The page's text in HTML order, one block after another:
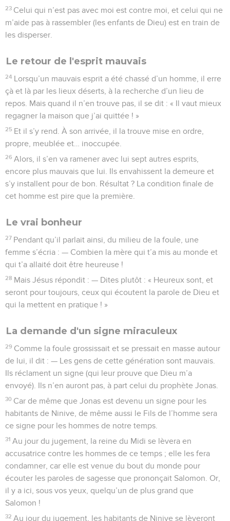
23 Celui qui n’est pas avec moi est contre moi, et celui qui ne
m’aide pas à rassembler (les enfants de Dieu) est en train de
les disperser.
Le retour de l'esprit mauvais
24 Lorsqu’un mauvais esprit a été chassé d’un homme, il erre
çà et là par les lieux déserts, à la recherche d’un lieu de
repos. Mais quand il n’en trouve pas, il se dit : « Il vaut mieux
regagner la maison que j’ai quittée ! »
25 Et il s’y rend. À son arrivée, il la trouve mise en ordre,
propre, meublée et… inoccupée.
26 Alors, il s’en va ramener avec lui sept autres esprits,
encore plus mauvais que lui. Ils envahissent la demeure et
s’y installent pour de bon. Résultat ? La condition finale de
cet homme est pire que la première.
Le vrai bonheur
27 Pendant qu’il parlait ainsi, du milieu de la foule, une
femme s’écria : — Combien la mère qui t’a mis au monde et
qui t’a allaité doit être heureuse !
28 Mais Jésus répondit : — Dites plutôt : « Heureux sont, et
seront pour toujours, ceux qui écoutent la parole de Dieu et
qui la mettent en pratique ! »
La demande d'un signe miraculeux
29 Comme la foule grossissait et se pressait en masse autour
de lui, il dit : — Les gens de cette génération sont mauvais.
Ils réclament un signe (qui leur prouve que Dieu m’a
envoyé). Ils n’en auront pas, à part celui du prophète Jonas.
30 Car de même que Jonas est devenu un signe pour les
habitants de Ninive, de même aussi le Fils de l’homme sera
ce signe pour les hommes de notre temps.
31 Au jour du jugement, la reine du Midi se lèvera en
accusatrice contre les hommes de ce temps ; elle les fera
condamner, car elle est venue du bout du monde pour
écouter les paroles de sagesse que prononçait Salomon. Or,
il y a ici, sous vos yeux, quelqu’un de plus grand que
Salomon !
32 Au jour du jugement, les habitants de Ninive se lèveront